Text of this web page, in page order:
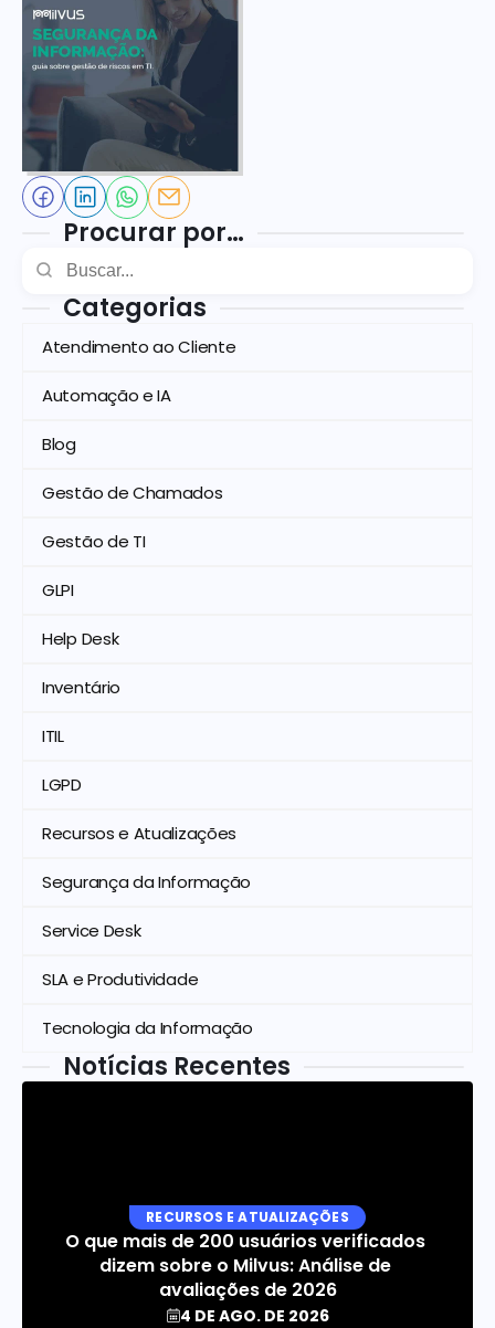
Procurar por…
Categorias
Atendimento ao Cliente
Automação e IA
Blog
Gestão de Chamados
Gestão de TI
GLPI
Help Desk
Inventário
ITIL
LGPD
Recursos e Atualizações
Segurança da Informação
Service Desk
SLA e Produtividade
Tecnologia da Informação
Notícias Recentes
RECURSOS E ATUALIZAÇÕES
O que mais de 200 usuários verificados
dizem sobre o Milvus: Análise de
avaliações de 2026
4 DE AGO. DE 2026